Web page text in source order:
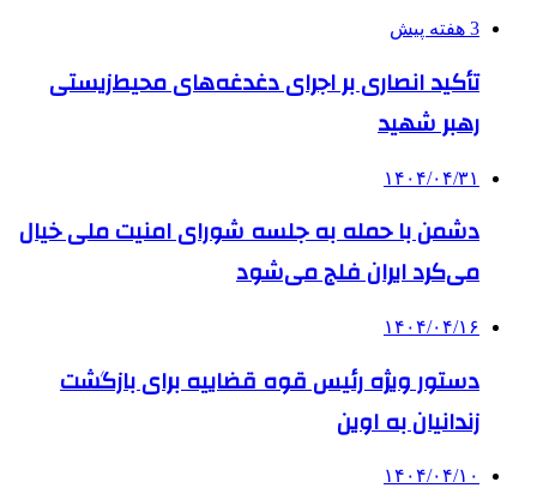
3 هفته پیش
تأکید انصاری بر اجرای دغدغه‌های محیط‌زیستی
رهبر شهید
۱۴۰۴/۰۴/۳۱
دشمن با حمله به جلسه شورای‌ امنیت ملی خیال
می‌کرد ایران فلج می‌شود
۱۴۰۴/۰۴/۱۶
دستور ویژه رئیس قوه قضاییه برای بازگشت
زندانیان به اوین
۱۴۰۴/۰۴/۱۰